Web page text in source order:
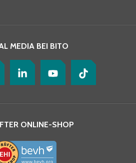
MEDIA BEI BITO
ONLINE-SHOP